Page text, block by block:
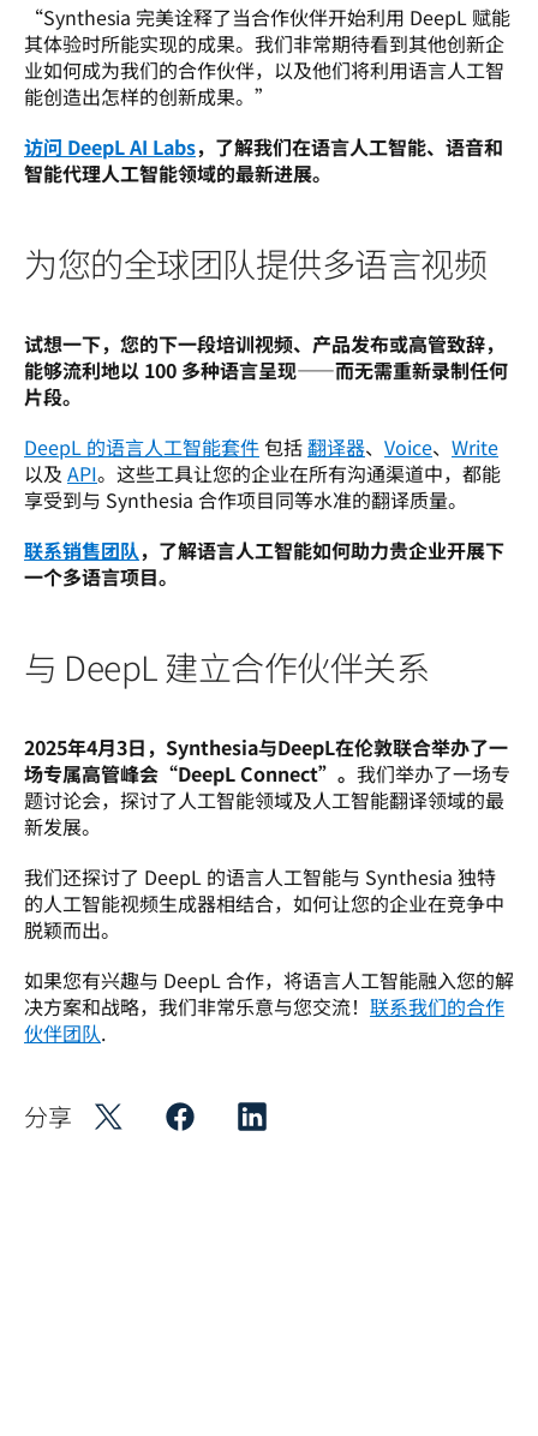
“Synthesia 完美诠释了当合作伙伴开始利用 DeepL 赋能
其体验时所能实现的成果。我们非常期待看到其他创新企
业如何成为我们的合作伙伴，以及他们将利用语言人工智
能创造出怎样的创新成果。”
访问 DeepL AI Labs，了解我们在语言人工智能、语音和
智能代理人工智能领域的最新进展。
为您的全球团队提供多语言视频
试想一下，您的下一段培训视频、产品发布或高管致辞，
能够流利地以 100 多种语言呈现——而无需重新录制任何
片段。
DeepL 的语言人工智能套件 包括 翻译器、 Voice、 Write
以及 API。这些工具让您的企业在所有沟通渠道中，都能
享受到与 Synthesia 合作项目同等水准的翻译质量。
联系销售团队，了解语言人工智能如何助力贵企业开展下
一个多语言项目。
与 DeepL 建立合作伙伴关系
2025年4月3日，Synthesia与DeepL在伦敦联合举办了一
场专属高管峰会“DeepL Connect”。 我们举办了一场专
题讨论会，探讨了人工智能领域及人工智能翻译领域的最
新发展。
我们还探讨了 DeepL 的语言人工智能与 Synthesia 独特
的人工智能视频生成器相结合，如何让您的企业在竞争中
脱颖而出。
如果您有兴趣与 DeepL 合作，将语言人工智能融入您的解
决方案和战略，我们非常乐意与您交流！ 联系我们的合作
伙伴团队.
分享